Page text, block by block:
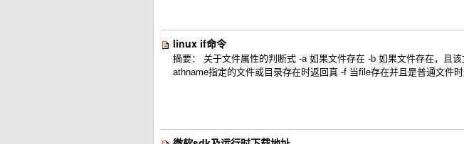
linux if命令
摘要： 关于文件属性的判断式 -a 如果文件存在 -b 如果文件存在，且
athname指定的文件或目录存在时返回真 -f 当file存在并且是普通文件